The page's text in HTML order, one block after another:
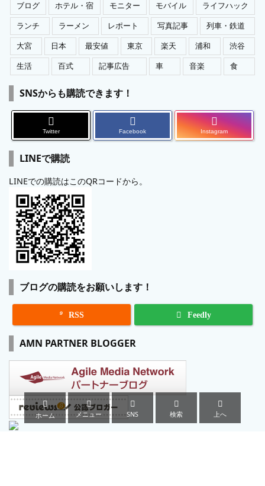
ブログ
ホテル・宿 モニター モバイル
ライフハック
ランチ
ラーメン レポート 写真記事
列車・鉄道
大宮
日本 最安値 東京 楽天 浦和
渋谷
生活
百式 記事広告 車 音楽 食
SNSからも購読できます！
Twitter Facebook Instagram
LINEで購読
LINEでの購読はこのQRコードから。
ブログの購読をお願いします！
 RSS Feedly
AMN PARTNER BLOGGER

ホーム

メニュー

SNS

検索

上へ